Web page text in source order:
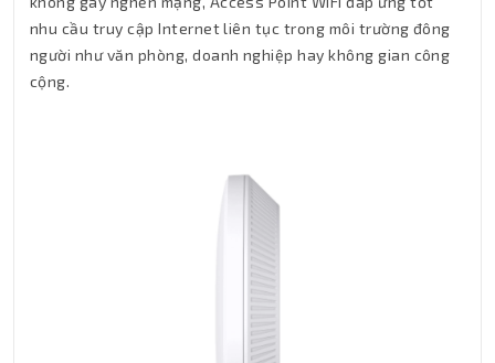
nhu cầu truy cập Internet liên tục trong môi trường đông
người như văn phòng, doanh nghiệp hay không gian công
cộng.